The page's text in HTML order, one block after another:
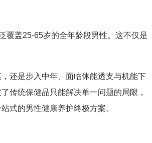
覆盖25-65岁的全年龄段男性。这不仅是
还是步入中年、面临体能透支与机能下
传统保健品只能解决单一问题的局限，
式的男性健康养护终极方案。